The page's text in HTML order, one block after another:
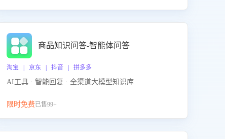
商品知识问答-智能体问答
淘宝 | 京东 | 抖音 | 拼多多
AI工具 · 智能回复 · 全渠道大模型知识库
限时免费已售99+